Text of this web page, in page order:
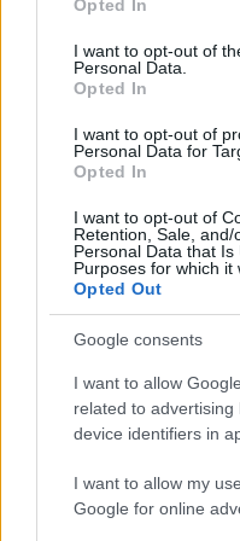
use your data for below
consent section.
Opted In
I want to opt-out of
Personal Data.
Opted In
I want to opt-out of
Personal Data for
Opted In
I want to opt-out of
Retention, Sale,
Personal Data that
Purposes for which it
Opted Out
Google consents
I want to allow
related to
device identifiers in
I want to allow my
Google for online
Φονικός σεισμός